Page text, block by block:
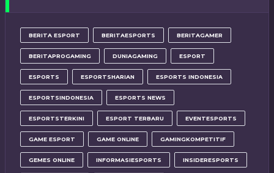
BERITA ESPORT BERITAESPORTS BERITAGAMER
BERITAPROGAMING DUNIAGAMING ESPORT
ESPORTS ESPORTSHARIAN ESPORTS INDONESIA
ESPORTSINDONESIA ESPORTS NEWS
ESPORTSTERKINI ESPORT TERBARU EVENTESPORTS
GAME ESPORT GAME ONLINE GAMINGKOMPETITIF
GEMES ONLINE INFORMASIESPORTS INSIDERESPORTS